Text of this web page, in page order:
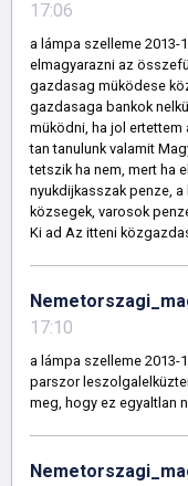
17:06
a lámpa szelleme 2013-
elmagyarazni az
gazdasag müködese
gazdasaga bankok
müködni, ha jol ertettem
tan tanulunk valamit
tetszik ha nem, mert ha
nyukdijkasszak penze,
közsegek, varosok
Ki ad Az itteni
17:10
a lámpa szelleme 2013-
parszor
meg, hogy ez egyaltlan